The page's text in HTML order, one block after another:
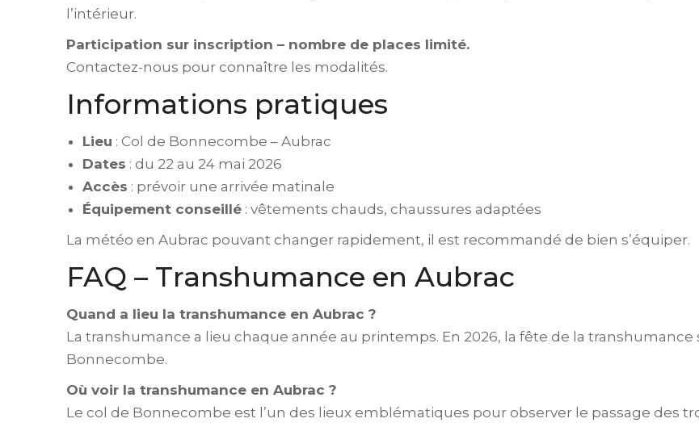
l’intérieur.
Participation sur inscription – nombre de places limité.
Contactez-nous pour connaître les modalités.
Informations pratiques
Lieu : Col de Bonnecombe – Aubrac
Dates : du 22 au 24 mai 2026
Accès : prévoir une arrivée matinale
Équipement conseillé : vêtements chauds, chaussures adaptées
La météo en Aubrac pouvant changer rapidement, il est recommandé de bien s’équiper.
FAQ – Transhumance en Aubrac
Quand a lieu la transhumance en Aubrac ?
La transhumance a lieu chaque année au printemps. En 2026, la fête de la transhumance
Bonnecombe.
Où voir la transhumance en Aubrac ?
Le col de Bonnecombe est l’un des lieux emblématiques pour observer le passage des